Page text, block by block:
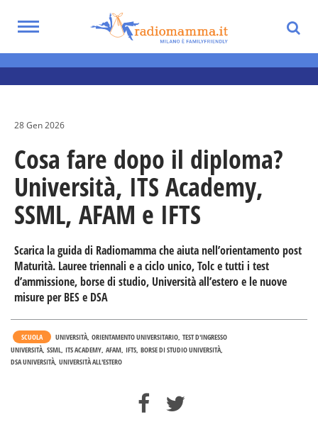
main
Toggle
Notizie utili per i genitori
28 Gen 2026
Cosa fare dopo il diploma?
Università, ITS Academy,
SSML, AFAM e IFTS
Scarica la guida di Radiomamma che aiuta nell’orientamento post
Maturità. Lauree triennali e a ciclo unico, Tolc e tutti i test
d’ammissione, borse di studio, Università all’estero e le nuove
misure per BES e DSA
SCUOLA UNIVERSITÀ ORIENTAMENTO UNIVERSITARIO TEST D'INGRESSO
UNIVERSITÀ SSML ITS ACADEMY AFAM IFTS BORSE DI STUDIO UNIVERSITÀ
DSA UNIVERSITÀ UNIVERSITÀ ALL'ESTERO